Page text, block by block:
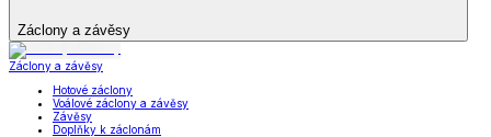
Záclony a závěsy
Záclony a závěsy
Hotové záclony
Voálové záclony a závěsy
Závěsy
Doplňky k záclonám